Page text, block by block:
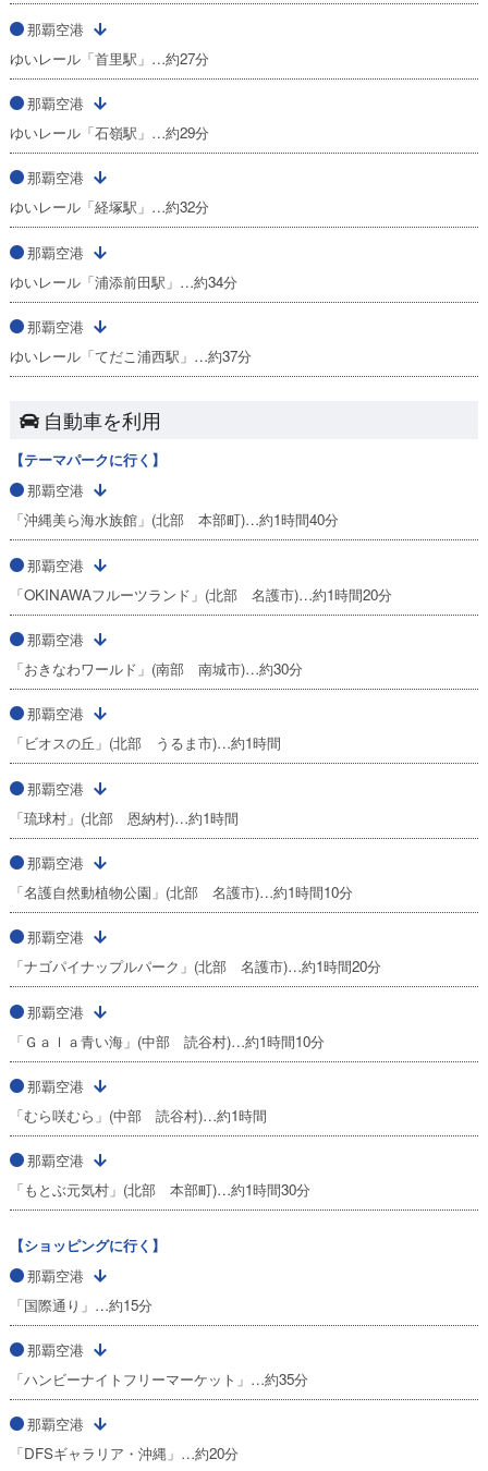
那覇空港
ゆいレール「首里駅」…約27分
那覇空港
ゆいレール「石嶺駅」…約29分
那覇空港
ゆいレール「経塚駅」…約32分
那覇空港
ゆいレール「浦添前田駅」…約34分
那覇空港
ゆいレール「てだこ浦西駅」…約37分
自動車を利用
【テーマパークに行く】
那覇空港
「沖縄美ら海水族館」(北部 本部町)…約1時間40分
那覇空港
「OKINAWAフルーツランド」(北部 名護市)…約1時間20分
那覇空港
「おきなわワールド」(南部 南城市)…約30分
那覇空港
「ビオスの丘」(北部 うるま市)…約1時間
那覇空港
「琉球村」(北部 恩納村)…約1時間
那覇空港
「名護自然動植物公園」(北部 名護市)…約1時間10分
那覇空港
「ナゴパイナップルパーク」(北部 名護市)…約1時間20分
那覇空港
「Ｇａｌａ青い海」(中部 読谷村)…約1時間10分
那覇空港
「むら咲むら」(中部 読谷村)…約1時間
那覇空港
「もとぶ元気村」(北部 本部町)…約1時間30分
【ショッピングに行く】
那覇空港
「国際通り」…約15分
那覇空港
「ハンビーナイトフリーマーケット」…約35分
那覇空港
「DFSギャラリア・沖縄」…約20分